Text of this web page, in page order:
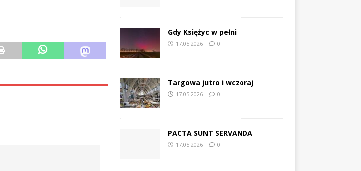
Gdy Księżyc w pełni
17.05.2026 0
Targowa jutro i wczoraj
17.05.2026 0
PACTA SUNT SERVANDA
17.05.2026 0